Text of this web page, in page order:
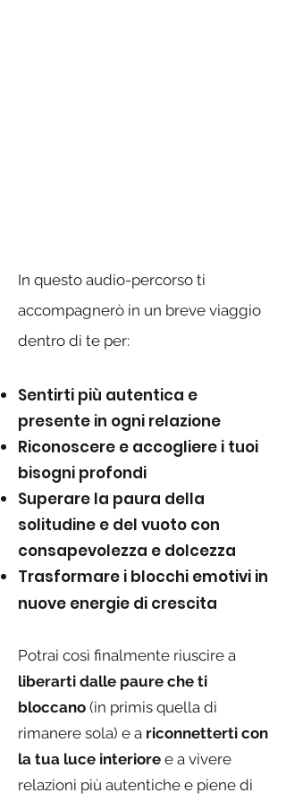
In questo audio-percorso ti
accompagnerò in un breve viaggio
dentro di te per:
Sentirti più autentica e
presente in ogni relazione
Riconoscere e accogliere i tuoi
bisogni profondi
Superare la paura della
solitudine e del vuoto con
consapevolezza e dolcezza
Trasformare i blocchi emotivi in
nuove energie di crescita
Potrai così finalmente riuscire a
liberarti dalle paure che ti
bloccano (in primis quella di
rimanere sola) e a riconnetterti con
la tua luce interiore e a vivere
relazioni più autentiche e piene di